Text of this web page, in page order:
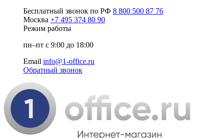
Бесплатный звонок по РФ 8 800 500 87 76
Москва +7 495 374 80 90
Режим работы
пн–пт с 9:00 до 18:00
Email info@1-office.ru
Обратный звонок